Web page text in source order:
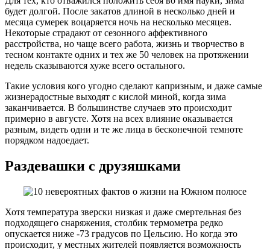
будет долгой. После закатов длиной в несколько дней и
месяца сумерек воцаряется ночь на несколько месяцев.
Некоторые страдают от сезонного аффективного
расстройства, но чаще всего работа, жизнь и творчество в
тесном контакте одних и тех же 50 человек на протяжении
недель сказываются хуже всего остального.
Такие условия кого угодно сделают капризным, и даже самые
жизнерадостные выходят с кислой миной, когда зима
заканчивается. В большинстве случаев это происходит
примерно в августе. Хотя на всех влияние оказывается
разным, видеть одни и те же лица в бесконечной темноте
порядком надоедает.
Раздевашки с друзяшками
Хотя температура зверски низкая и даже смертельная без
подходящего снаряжения, столбик термометра редко
опускается ниже -73 градусов по Цельсию. Но когда это
происходит, у местных жителей появляется возможность